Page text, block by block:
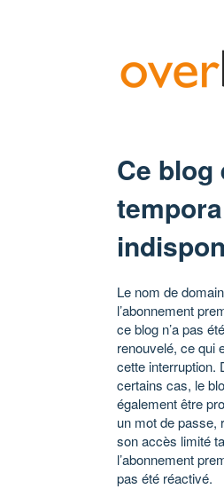
Ce blog
Le nom de
l’abonnement
ce blog n’a pas été
renouvelé, ce qui
cette interruption.
certains cas, le
également être
un mot de passe,
son accès limité
l’abonnement
pas été réactivé.